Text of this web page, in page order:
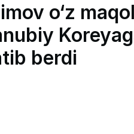
o‘z
berdi